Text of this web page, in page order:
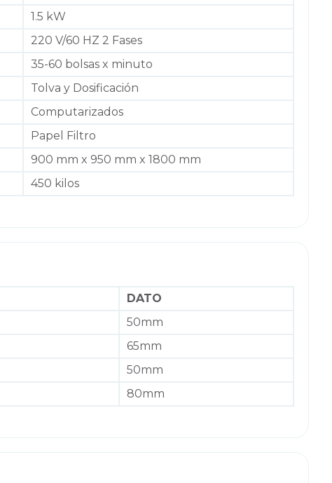
1.5 kW
220 V/60 HZ 2 Fases
35-60 bolsas x minuto
Tolva y Dosificación
Computarizados
Papel Filtro
900 mm x 950 mm x 1800 mm
450 kilos
DATO
50mm
65mm
50mm
80mm